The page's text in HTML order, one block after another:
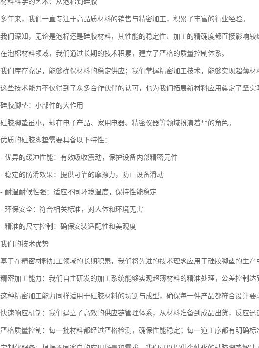
材料科学的艺术：从泡棉到硅胶
多年来，我们一直专注于高品质材料的销售与精密加工，积累了丰富的行业经验。
我们深知，无论是泡棉还是硅胶材料，其性能的稳定性、加工的精确度都直接影响较
在泡棉材料领域，我们通过长期的技术积累，建立了严格的质量控制体系。
我们库存充足，能够确保材料的稳定供应；我们掌握精密加工技术，能够实现超薄
这些技术能力不仅得到了众多合作伙伴的认可，也为我们拓展新材料应用奠定了坚实
硅胶脚垫：小部件的大作用
硅胶脚垫虽小，却在电子产品、家用电器、精密仪器等领域扮演着**的角色。
优质的硅胶脚垫需要具备以下特性：
- 优异的缓冲性能：有效吸收震动，保护设备内部精密元件
- 稳定的防滑效果：提供可靠的摩擦力，防止设备滑动
- 耐温耐候性强：适应不同环境温度，保持性能稳定
- 环保安全：符合相关标准，对人体和环境无害
- 精准的尺寸控制：确保安装适配性和美观度
我们的技术优势
基于在精密材料加工领域的长期积累，我们将先进的技术理念应用于硅胶脚垫的生产
精密加工能力：我们自主研发的加工系统能够实现超薄材料的精准处理，公差控制达
这种精密加工能力同样适用于硅胶材料的切割与成型，确保每一件产品都符合设计要
快速响应机制：我们建立了高效的供应链管理体系，从材料准备到成品出货，反应
严格质量控制：每一批材料都经过严格检测，确保性能稳定；每一道工序都有明确标